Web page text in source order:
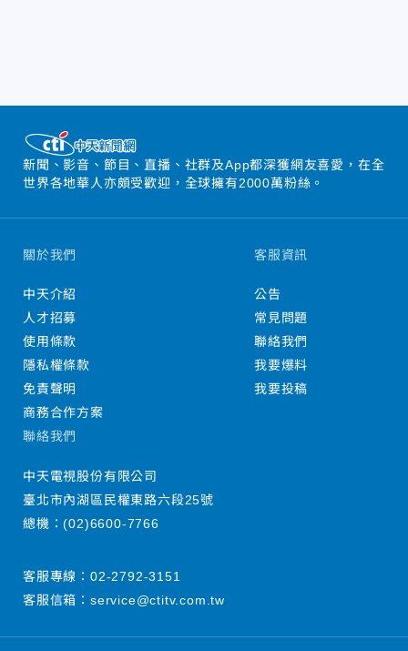
新聞、影音、節目、直播、社群及App都深獲網友喜愛，在全
世界各地華人亦頗受歡迎，全球擁有2000萬粉絲。
關於我們
中天介紹
人才招募
使用條款
隱私權條款
免責聲明
商務合作方案
客服資訊
公告
常見問題
聯絡我們
我要爆料
我要投稿
聯絡我們
中天電視股份有限公司
臺北市內湖區民權東路六段25號
總機：(02)6600-7766
客服專線： 02-2792-3151
客服信箱： service@ctitv.com.tw